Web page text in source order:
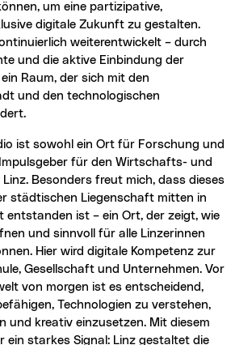
um eine partizipative,
digitale Zukunft zu gestalten.
weiterentwickelt – durch
und die aktive Einbindung der
Raum, der sich mit den
und den technologischen
für den Wirtschafts- und
Besonders freut mich, dass dieses
städtischen Liegenschaft mitten in
entstanden ist – ein Ort, der zeigt, wie
und sinnvoll für alle Linzerinnen
Hier wird digitale Kompetenz zur
Gesellschaft und Unternehmen. Vor
von morgen ist es entscheidend,
Technologien zu verstehen,
und kreativ einzusetzen. Mit diesem
ein starkes Signal: Linz gestaltet die